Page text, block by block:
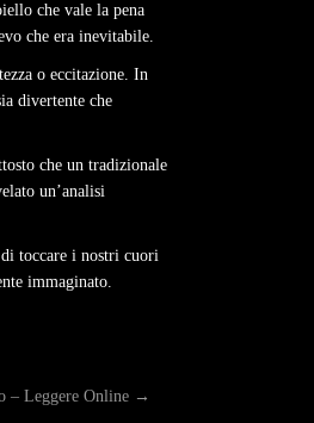
che vale la pena
che era inevitabile.
o eccitazione. In
divertente che
che un tradizionale
un’analisi
toccare i nostri cuori
immaginato.
– Leggere Online →